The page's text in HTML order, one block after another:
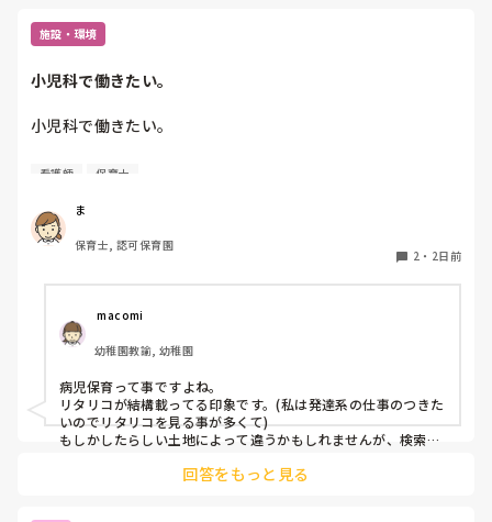
施設・環境
小児科で働きたい。
小児科で働きたい。
今は保育園勤務ですが、
本当は小児科で保育士として
働きたいです。
しかし、地方なのかそのような求人が
ほぼなく、ホームページなどもチェック
していますが見つかりません😭
もともと、看護師を目指していたのもあって、、
もちろん医療的なことができないのは
わかっていますが💦
看護師 保育士
ま
保育士, 認可保育園
2 ・ 2日前
macomi
幼稚園教諭, 幼稚園
病児保育って事ですよね。
リタリコが結構載ってる印象です。(私は発達系の仕事のつきた
いのでリタリコを見る事が多くて)
もしかしたらしい土地によって違うかもしれませんが、検索し
回答をもっと見る